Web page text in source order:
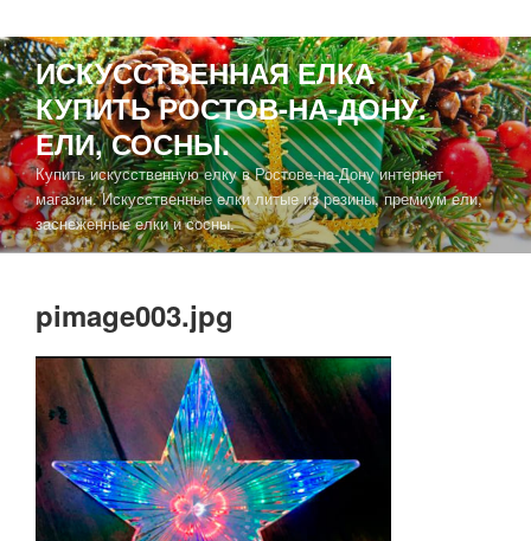
ИСКУССТВЕННАЯ ЕЛКА
КУПИТЬ РОСТОВ-НА-ДОНУ.
ЕЛИ, СОСНЫ.
Купить искусственную елку в Ростове-на-Дону интернет
магазин. Искусственные елки литые из резины, премиум ели,
заснеженные елки и сосны.
pimage003.jpg